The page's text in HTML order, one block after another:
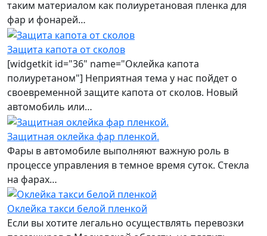
таким материалом как полиуретановая пленка для
фар и фонарей…
Защита капота от сколов
[widgetkit id="36" name="Оклейка капота
полиуретаном"] Неприятная тема у нас пойдет о
своевременной защите капота от сколов. Новый
автомобиль или…
Защитная оклейка фар пленкой.
Фары в автомобиле выполняют важную роль в
процессе управления в темное время суток. Стекла
на фарах…
Оклейка такси белой пленкой
Если вы хотите легально осуществлять перевозки